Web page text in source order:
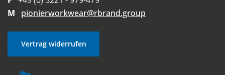
M
pionierworkwear@rbrand.group
Vertrag widerrufen